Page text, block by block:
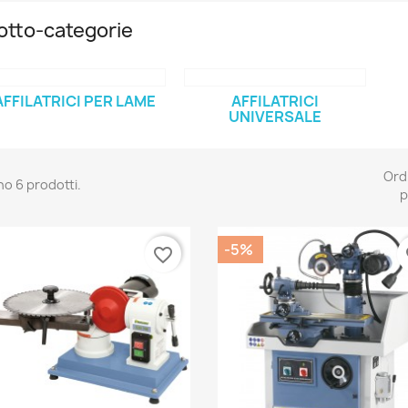
categorie
PER LAME AFFILATRICI
UNIVERSALE
6 prodotti.
favorite_border -5%